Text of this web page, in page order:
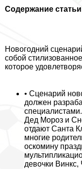
Содержание
Новогодний
собой
которое
• Сценарий
должен
Дед Мороз и
отдают Санта
многие
оскомину
дeвoчки Винкс,